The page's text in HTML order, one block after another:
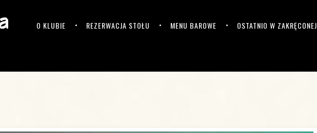
O KLUBIE REZERWACJA STOŁU MENU BAROWE OSTATNIO W ZAKRĘCONEJ